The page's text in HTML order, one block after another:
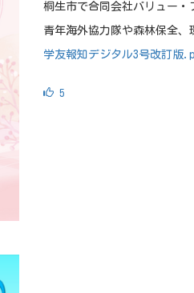
桐生市で合同会社バリュー・
青年海外協力隊や森林保全、
学友報知デジタル3号改訂版
5